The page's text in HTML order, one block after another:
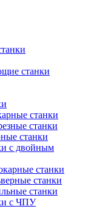
станки
станки
станки
станки
с двойным
станки
станки
станки
с ЧПУ